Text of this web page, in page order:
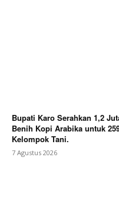
Bupati Karo Serahkan 1,2
Benih Kopi Arabika untuk
Kelompok Tani.
7 Agustus 2026